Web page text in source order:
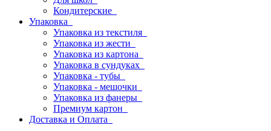
Кондитерские
Упаковка
Упаковка из текстиля
Упаковка из жести
Упаковка из картона
Упаковка в сундуках
Упаковка - тубы
Упаковка - мешочки
Упаковка из фанеры
Премиум картон
Доставка и Оплата